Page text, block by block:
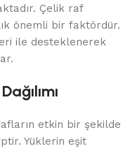
Çelik raf
önemli bir faktördür.
ile desteklenerek
etkin bir şekilde
Yüklerin eşit